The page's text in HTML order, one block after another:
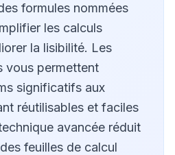
formules nommées
les calculs
la lisibilité. Les
vous permettent
significatifs aux
réutilisables et faciles
avancée réduit
feuilles de calcul